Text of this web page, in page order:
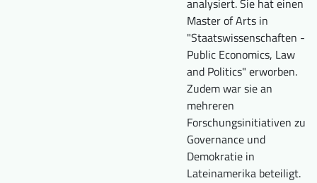
analysiert. Sie hat einen
Master of Arts in
"Staatswissenschaften -
Public Economics, Law
and Politics" erworben.
Zudem war sie an
mehreren
Forschungsinitiativen zu
Governance und
Demokratie in
Lateinamerika beteiligt.